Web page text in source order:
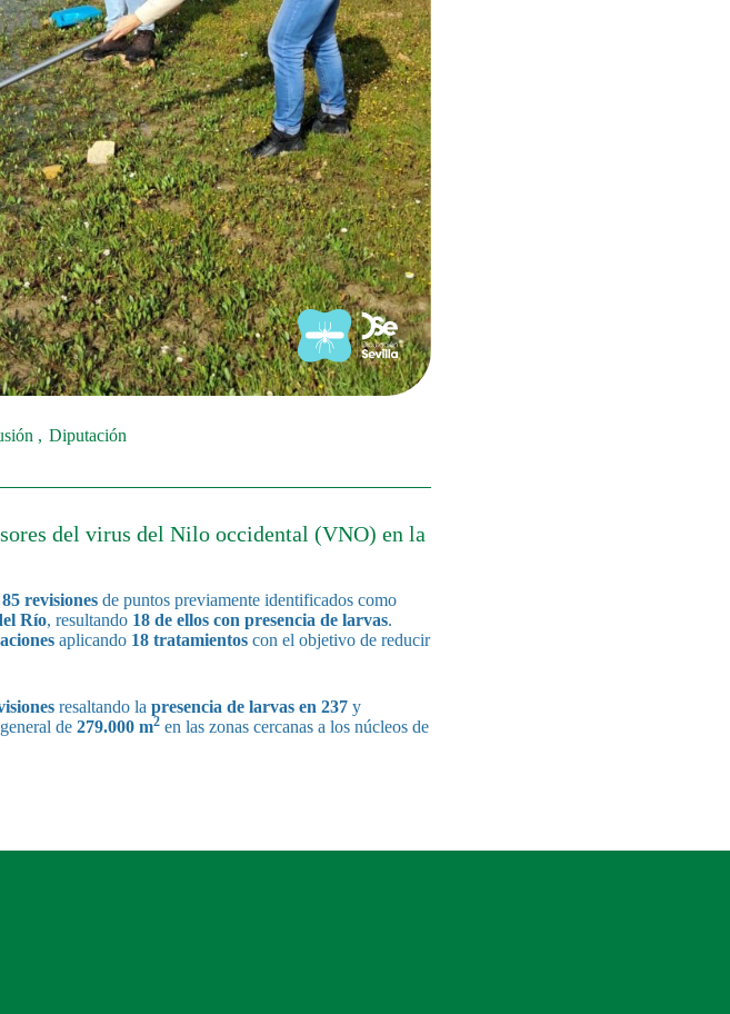
Diputación
del virus del Nilo occidental (VNO) en la
85 revisionesde puntos previamente identificados como
Río, resultando 18 de ellos con presencia de larvas.
aplicando 18 tratamientoscon el objetivo de reducir
resaltando la presencia de larvas en 237 y
de279.000 m2 en las zonas cercanas a los núcleos de